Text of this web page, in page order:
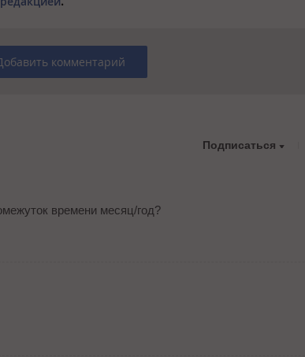
комментарий
Подписаться
времени месяц/год?